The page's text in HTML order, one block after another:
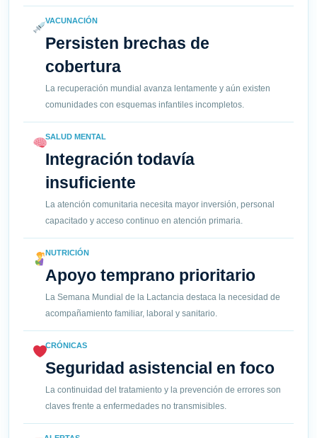
VACUNACIÓN
Persisten brechas de
cobertura
La recuperación mundial avanza lentamente y aún existen
comunidades con esquemas infantiles incompletos.
SALUD MENTAL
Integración todavía
insuficiente
La atención comunitaria necesita mayor inversión, personal
capacitado y acceso continuo en atención primaria.
NUTRICIÓN
Apoyo temprano prioritario
La Semana Mundial de la Lactancia destaca la necesidad de
acompañamiento familiar, laboral y sanitario.
CRÓNICAS
Seguridad asistencial en foco
La continuidad del tratamiento y la prevención de errores son
claves frente a enfermedades no transmisibles.